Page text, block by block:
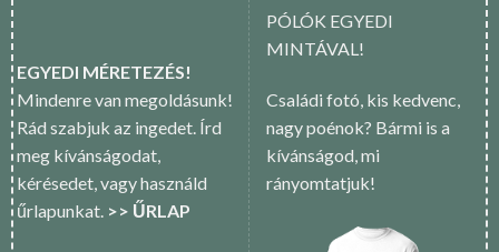
EGYEDI MÉRETEZÉS!
Mindenre van megoldásunk!
Rád szabjuk az ingedet. Írd
meg kívánságodat,
kérésedet, vagy használd
űrlapunkat. >> ŰRLAP
PÓLÓK EGYEDI
MINTÁVAL!
Családi fotó, kis kedvenc,
nagy poénok? Bármi is a
kívánságod, mi
rányomtatjuk!